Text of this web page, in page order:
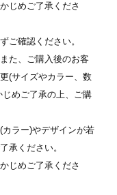
じめご了承くださ
ご確認ください。
た、ご購入後のお客
(サイズやカラー、数
めご了承の上、ご購
ラー)やデザインが若
承ください。
じめご了承くださ
す